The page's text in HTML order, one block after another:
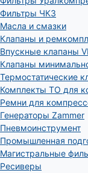
Фильтры ЧКЗ
Масла и смазки
Клапаны и
Впускные клапаны
Клапаны
Термостатические
Комплекты ТО для
Ремни для
Генераторы Zammer
Пневмоинструмент
Промышленная
Магистральные
Ресиверы